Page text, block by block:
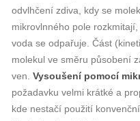
odvlhčení zdiva, kdy se
mikrovlnného pole
voda se odpařuje. Část
molekul ve směru působení
ven. Vysoušení pomocí
požadavku velmi krátké a
kde nestačí použití